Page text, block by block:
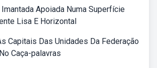
Imantada Apoiada Numa Superfície
Lisa E Horizontal
Capitais Das Unidades Da Federação
Caça-palavras